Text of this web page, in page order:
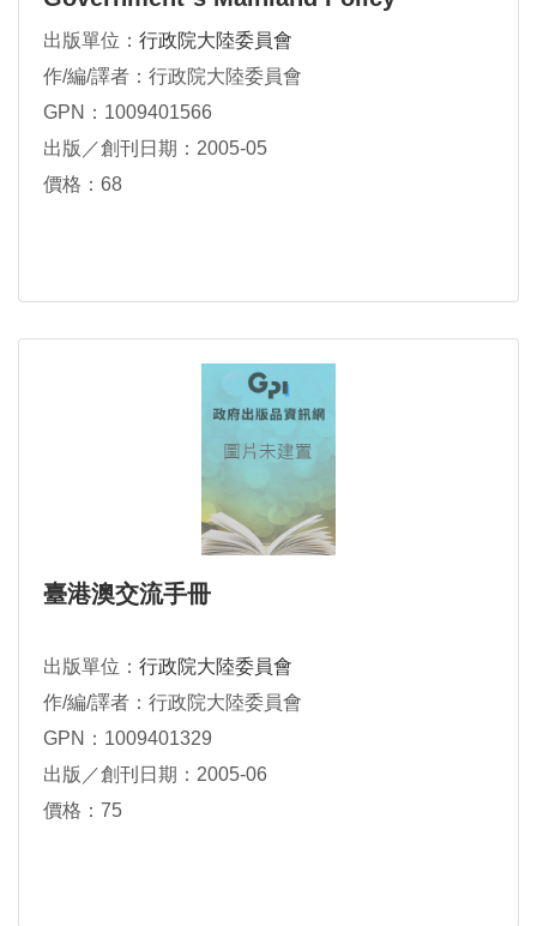
出版單位： 行政院大陸委員會
作/編/譯者：行政院大陸委員會
GPN：1009401566
出版／創刊日期：2005-05
價格：68
臺港澳交流手冊
出版單位： 行政院大陸委員會
作/編/譯者：行政院大陸委員會
GPN：1009401329
出版／創刊日期：2005-06
價格：75